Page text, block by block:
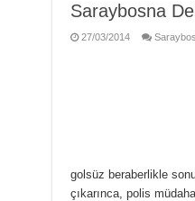
Saraybosna
27/03/2014
golsüz beraberlikle
çıkarınca, polis